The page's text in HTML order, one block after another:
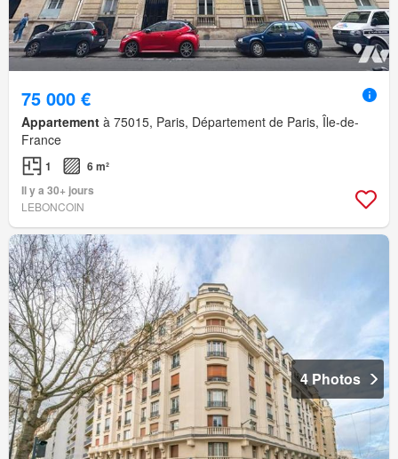
75 000 €
Appartement à 75015, Paris, Département de Paris, Île-de-
France
1
6 m²
Il y a 30+ jours
LEBONCOIN
4 Photos